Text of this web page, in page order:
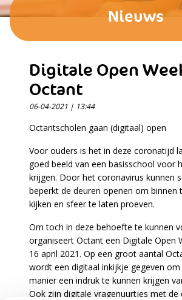
Nieuws
Digitale Open
Octant
06-04-2021 | 13:44
Octantscholen gaan (digitaal) open
Voor ouders is het in deze coronatijd
goed beeld van een basisschool voor
krijgen. Door het coronavirus kunnen
beperkt de deuren openen om binnen
kijken en sfeer te laten proeven.
Om toch in deze behoefte te kunnen
organiseert Octant een Digitale Open
16 april 2021. Op een groot aantal
wordt een digitaal inkijkje gegeven om
manier een indruk te kunnen krijgen
Ook zijn digitale vragenuurtjes met de